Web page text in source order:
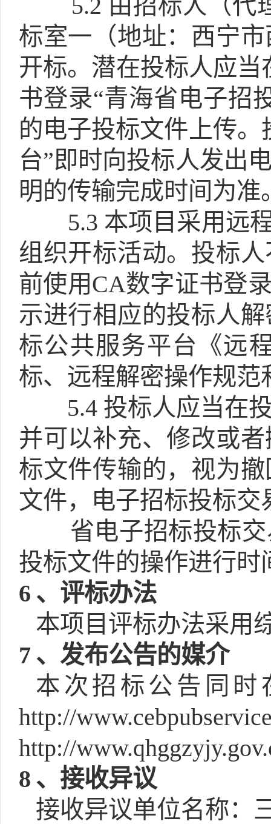
5.2 由招标人（代
标室一（地址：西宁
开标。潜在投标人应
书登录“青海省电子招
的电子投标文件上传
台”即时向投标人发出
明的传输完成时间为准
5.3 本项目采用远
组织开标活动。投标
前使用CA数字证书登
示进行相应的投标人
标公共服务平台《远
标、远程解密操作规范
5.4 投标人应当在
并可以补充、修改或
标文件传输的，视为
文件，电子招标投标交
省电子招标投标
投标文件的操作进行时
6 、评标办法
本项目评标办法采用
7 、发布公告的媒介
本次招标公告同时
http://
http://
8 、接收异议
接收异议单位名称：